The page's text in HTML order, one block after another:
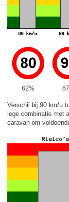
62%
Verschil bij 90 km/u
lege combinatie met
caravan om